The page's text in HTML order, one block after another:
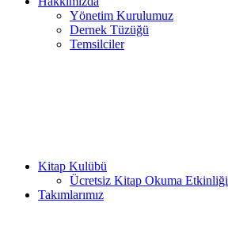
Yönetim Kurulumuz
Dernek Tüzüğü
Temsilciler
Kitap Kulübü
Ücretsiz Kitap Okuma Etkinliği
Takımlarımız